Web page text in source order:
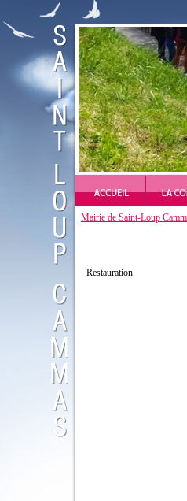
Mairie de Saint-Loup
Restauration